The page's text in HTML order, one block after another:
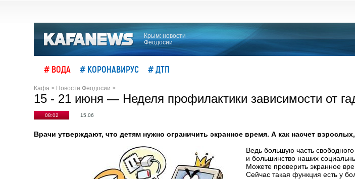
Крым: новости
Феодосии
# ВОДА # КОРОНАВИРУС # ДТП
Кафа > Новости Феодосии >
15 - 21 июня — Неделя профилактики зависимости от
08:02 15.06
Врачи утверждают, что детям нужно ограничить экранное время. А как насчет
Ведь большую часть
и большинство наших
Можете проверить экранное
Сейчас такая функция есть у